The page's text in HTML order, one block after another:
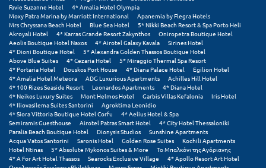
Πόρος
Πόρτο Χέλι
Πρέβεζα
Πύλος
Πύργος
Ρ
Ρέθυμνο
Favie Suzanne Hotel
4* Amalia Hotel Olympia
Moxy Patra Marina by Marriott International
Apanemia by Flegra Hotels
Mrs Chryssana Beach Hotel
Blue Sea Hotel
5* Nikki Beach Resort & Spa Porto Heli
Akroyali Hotel
4* Karras Grande Resort Zakynthos
Oniropetra Boutique Hotel
Aeolis Boutique Hotel Naxos
4* Airotel Galaxy Kavala
Sirines Hotel
4* Dioni Boutique Hotel
5* Alexandra Golden Thassos Boutique Hotel
Above Blue Suites
4* Cezaria Hotel
5* Miraggio Thermal Spa Resort
4* Portaria Hotel
Douskos Port House 4* Diana Palace Hotel
Egilion Hotel
4* Amalia Hotel Meteora
ADG Luxurious Apartments
Achilles Hill Hotel
4* 100 Rizes Seaside Resort
Leonardos Apartments
4* Diana Hotel
4* Neikos Luxury Suites
Mont Helmos Hotel Garbis Villas Kefalonia
Iris Hotel
4* Iliovasilema Suites Santorini
Agroktima Leonidio
4* Siora Vittoria Boutique Hotel Corfu
4* Aelius Hotel & Spa
Semiramis Guesthouse
Airotel Patras Smart Hotel
4* City Hotel Thessaloniki
Paralia Beach Boutique Hotel
Dionysis Studios
Sunshine Apartments
Acqua Vatos Santorini
Saronis Hotel Golden Rose Suites
Kochili Apartments
Hotel Ntinas
5* Absolute Mykonos Suites & More
Το Μπαλκόνι της Αγόριανης
4* A For Art Hotel Thassos
Searocks Exclusive Village
4* Apollo Resort Art Hotel